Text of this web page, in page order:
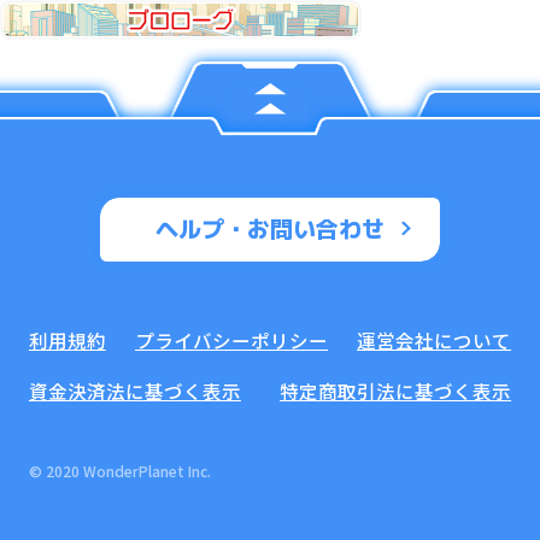
ヘルプ・お問い合わせ
利用規約 プライバシーポリシー
運営会社について
資金決済法に基づく表示
特定商取引法に基づく表示
© 2020 WonderPlanet Inc.